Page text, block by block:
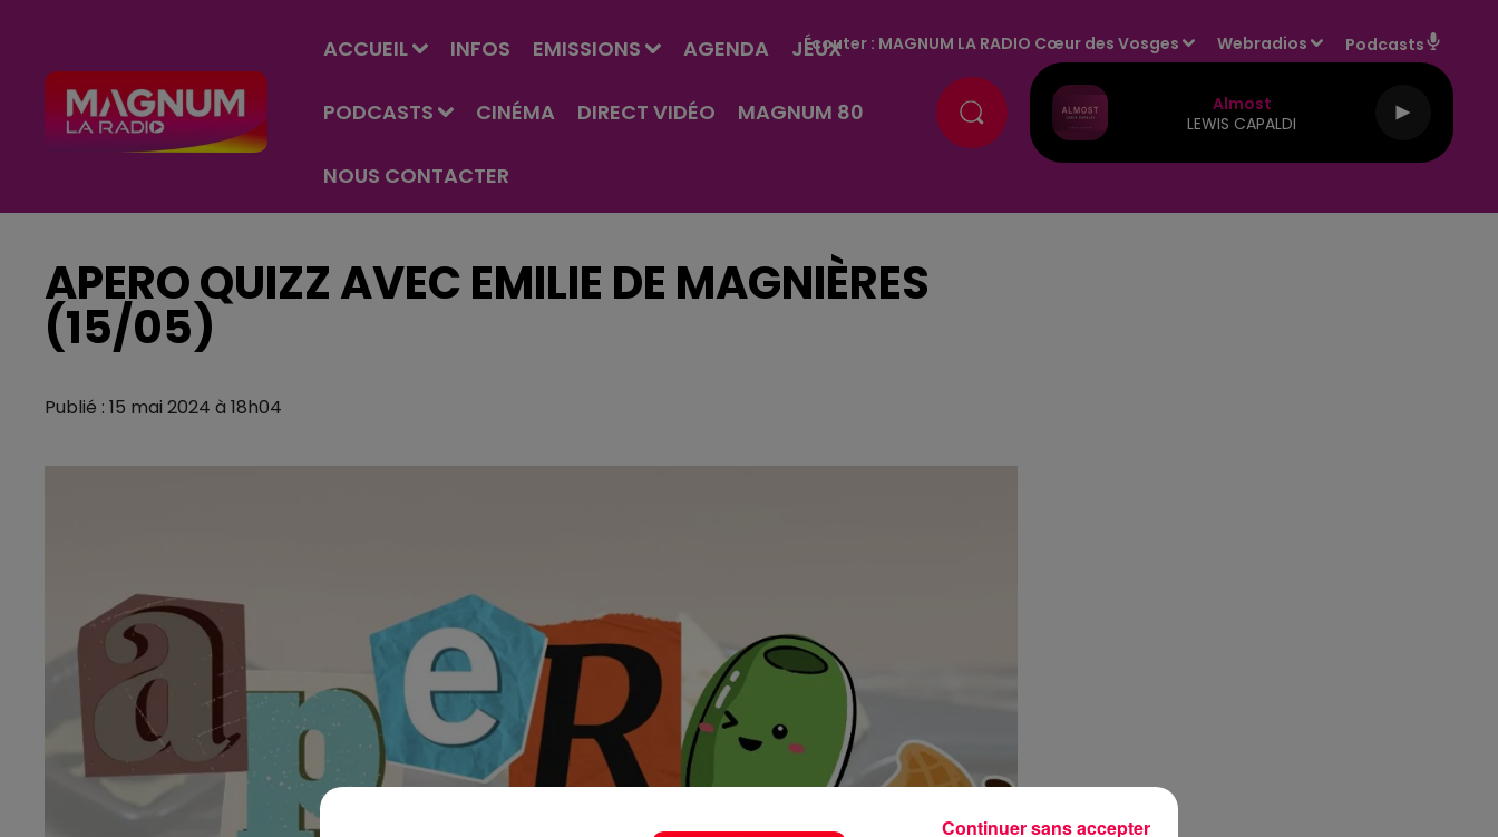
ACCUEIL INFOS EMISSIONS AGENDA JEUX
PODCASTS CINÉMA DIRECT VIDÉO MAGNUM 80
NOUS CONTACTER
Écouter : MAGNUM LA RADIO Cœur des Vosges Webradios Podcasts
Almost
LEWIS CAPALDI
APERO QUIZZ AVEC EMILIE DE MAGNIÈRES
(15/05)
Publié : 15 mai 2024 à 18h04
Continuer sans accepter